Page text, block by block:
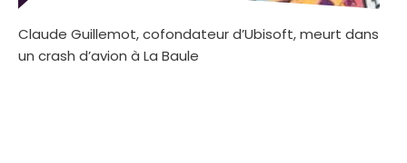
Claude Guillemot, cofondateur d’Ubisoft, meurt dans
un crash d’avion à La Baule